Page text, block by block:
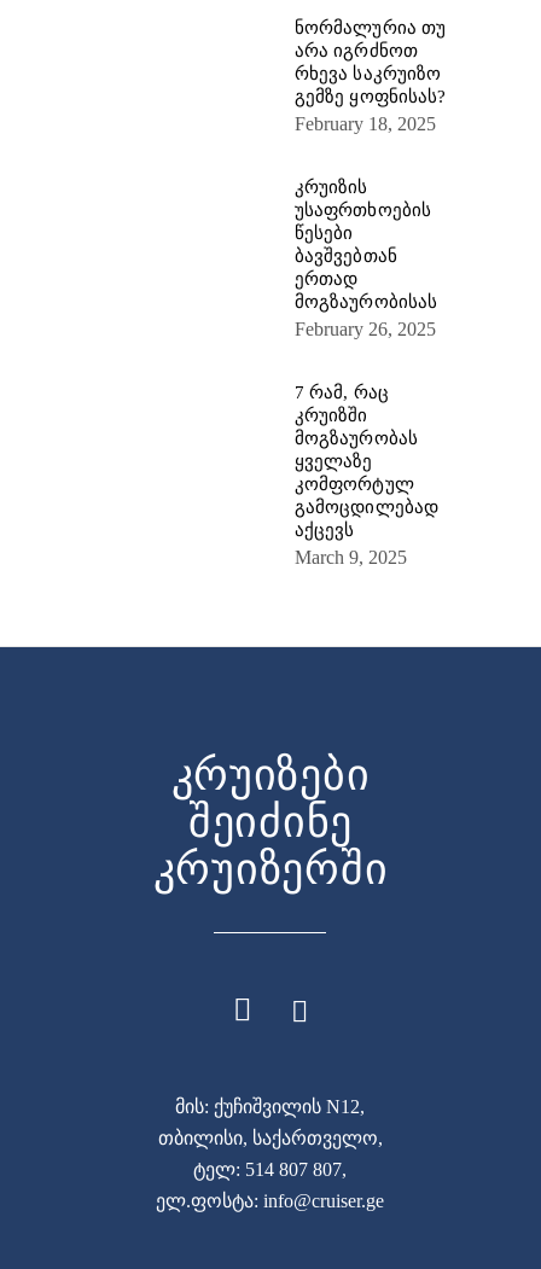
ნორმალურია თუ
არა იგრძნოთ
რხევა საკრუიზო
გემზე ყოფნისას?
February 18, 2025
კრუიზის
უსაფრთხოების
წესები
ბავშვებთან
ერთად
მოგზაურობისას
February 26, 2025
7 რამ, რაც
კრუიზში
მოგზაურობას
ყველაზე
კომფორტულ
გამოცდილებად
აქცევს
March 9, 2025
კრუიზები
შეიძინე
კრუიზერში
მის: ქუჩიშვილის N12,
თბილისი, საქართველო,
ტელ: 514 807 807,
ელ.ფოსტა: info@cruiser.ge